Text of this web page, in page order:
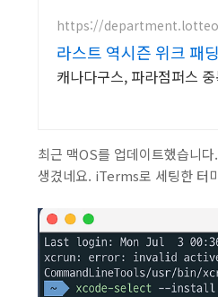
https://
라스트 역시즌 위크 패
캐나다구스, 파라점퍼스
최근 맥OS를 업데이트했습니
생겼네요. iTerms로 세팅한 터